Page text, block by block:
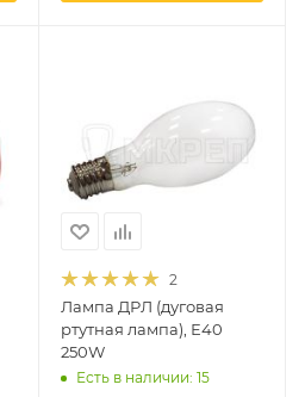
2
Лампа ДРЛ (дуговая
ртутная лампа), Е40
250W
Есть в наличии: 15